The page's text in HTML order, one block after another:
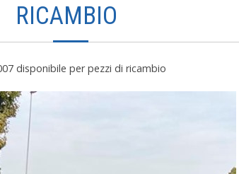
RICAMBIO
disponibile per pezzi di ricambio